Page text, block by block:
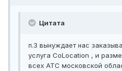
Цитата
п.3 вынуждает нас
услуга CoLocation , и
всех АТС московской